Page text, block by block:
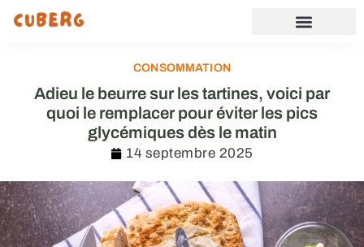
CONSOMMATION
Adieu le beurre sur les tartines, voici par
quoi le remplacer pour éviter les pics
glycémiques dès le matin
14 septembre 2025